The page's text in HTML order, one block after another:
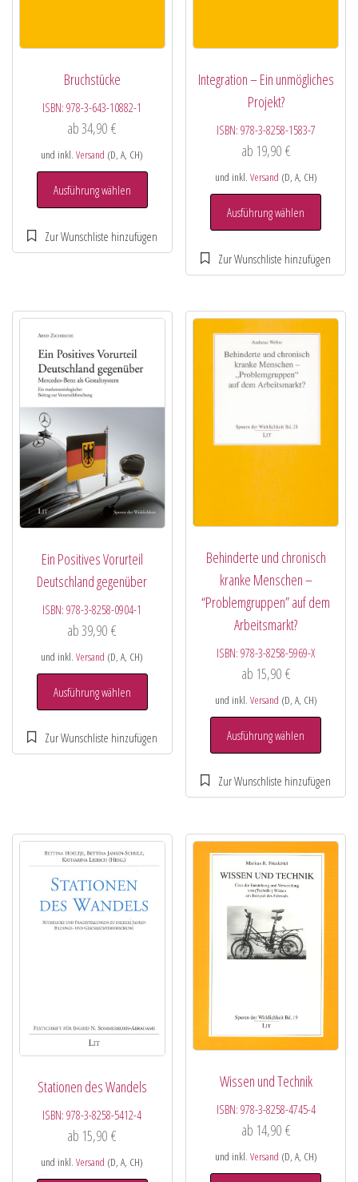
Bruchstücke
ISBN:978-3-643-10882-1
ab34,90€
und inkl.Versand (D, A, CH)
Ausführung wählen
Integration – Ein unmögliches
Projekt?
ISBN: 978-3-8258-1583-7
ab 19,90 €
und inkl. Versand (D, A, CH)
Ausführung wählen
Ein Positives Vorurteil
Deutschland gegenüber
ISBN:978-3-8258-0904-1
ab39,90€
und inkl.Versand (D, A, CH)
Ausführung wählen
Behinderte und chronisch
kranke Menschen –
“Problemgruppen” auf dem
Arbeitsmarkt?
ISBN:978-3-8258-5969-X
ab 15,90 €
und inkl. Versand (D, A, CH)
Ausführung wählen
Stationen des Wandels
ISBN:978-3-8258-5412-4
ab 15,90€
und inkl.Versand (D, A, CH)
Wissen und Technik
ISBN: 978-3-8258-4745-4
ab 14,90 €
und inkl. Versand (D, A, CH)